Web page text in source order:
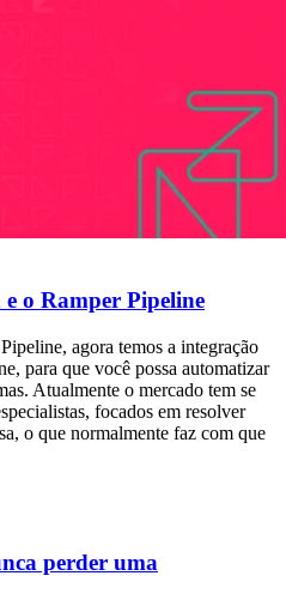
o Ramper Pipeline
agora temos a integração
para que você possa automatizar
Atualmente o mercado tem se
focados em resolver
o que normalmente faz com que
perder uma